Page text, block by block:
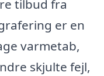
tilbud fra
er en
varmetab,
skjulte fejl,